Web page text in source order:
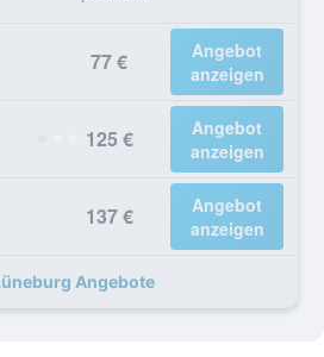
77 €
Angebot
anzeigen
125 €
Angebot
anzeigen
137 €
Angebot
anzeigen
Angebote